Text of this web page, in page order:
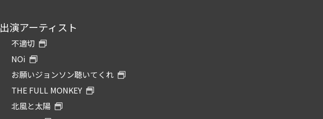
出演アーティスト
不適切
NOi
お願いジョンソン聴いてくれ
THE FULL MONKEY
北風と太陽